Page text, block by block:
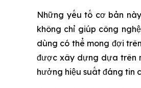
Những yếu tố cơ bản
không chỉ giúp công
dùng có thể mong đợi
được xây dựng dựa trên
hưởng hiệu suất đáng tin